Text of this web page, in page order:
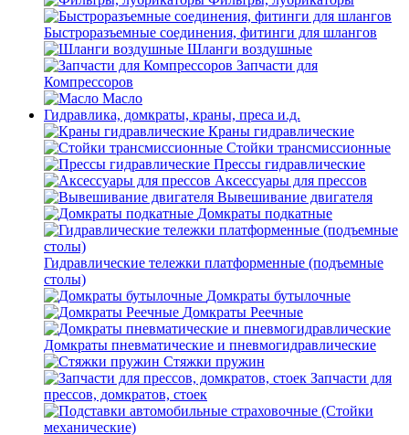
Быстроразъемные соединения, фитинги для шлангов
Шланги воздушные
Запчасти для
Компрессоров
Масло
Гидравлика, домкраты, краны, преса и.д.
Краны гидравлические
Стойки трансмиссионные
Прессы гидравлические
Аксессуары для прессов
Вывешивание двигателя
Домкраты подкатные
Гидравлические тележки платформенные (подъемные
столы)
Домкраты бутылочные
Домкраты Реечные
Домкраты пневматические и пневмогидравлические
Стяжки пружин
Запчасти для
прессов, домкратов, стоек